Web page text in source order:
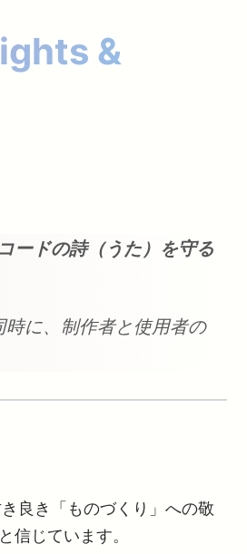
&
ードの詩（うた）を守る
に、制作者と使用者の
良き「ものづくり」への敬
信じています。